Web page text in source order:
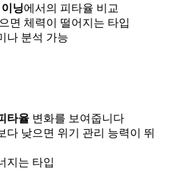
닝에서의 피타율 비교
면 체력이 떨어지는 타입
나 분석 가능
타율 변화를 보여줍니다
다 낮으면 위기 관리 능력이 뛰
지는 타입